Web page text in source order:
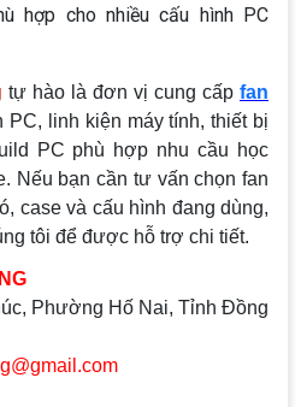
hợp cho nhiều cấu hình PC
tự hào là đơn vị cung cấp fan
PC, linh kiện máy tính, thiết bị
PC phù hợp nhu cầu học
Nếu bạn cần tư vấn chọn fan
case và cấu hình đang dùng,
tôi để được hỗ trợ chi tiết.
Phường Hố Nai, Tỉnh Đồng